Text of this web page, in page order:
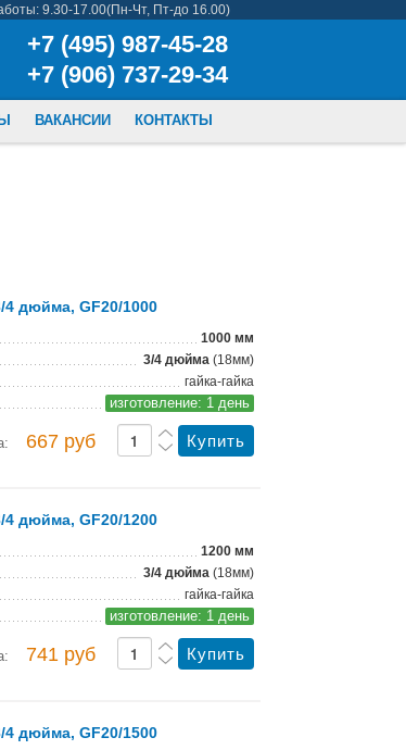
9.30-17.00(Пн-Чт, Пт-до 16.00)
+7 (495) 987-45-28
+7 (906) 737-29-34
ВАКАНСИИ КОНТАКТЫ
дюйма, GF20/1000
1000 мм
3/4 дюйма(18мм)
гайка-гайка
изготовление: 1 день
667 руб
дюйма, GF20/1200
1200 мм
3/4 дюйма(18мм)
гайка-гайка
изготовление: 1 день
741 руб
дюйма, GF20/1500